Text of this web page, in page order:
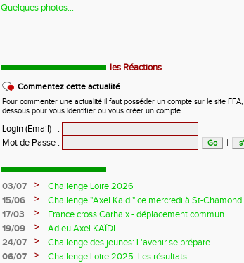
Quelques photos...
les Réactions
Commentez cette actualité
Pour commenter une actualité il faut posséder un compte sur le site
dessous pour vous identifier ou vous créer un compte.
Login (Email)
:
Mot de Passe : |
03/07 >
Challenge Loire 2026
15/06
>
Challenge "Axel Kaidi" ce mercredi à St-Chamond
17/03
>
France cross Carhaix - déplacement commun
19/09
>
Adieu Axel KAÏDI
24/07
>
Challenge des jeunes: L'avenir se prépare...
06/07
>
Challenge Loire 2025: Les résultats